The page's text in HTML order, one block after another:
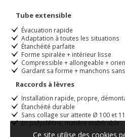
Tube extensible
Évacuation rapide
Adaptation à toutes les situations
Étanchéité parfaite
Forme spiralée + intérieur lisse
Compressible + allongeable +
Gardant sa forme + manchons
Raccords à lèvres
Installation rapide, propre,
Étanchéité durable
Sans collage sur attente Ø 100 et
En polyoléfine, matière inaltérable
Ce site utilise des cookies